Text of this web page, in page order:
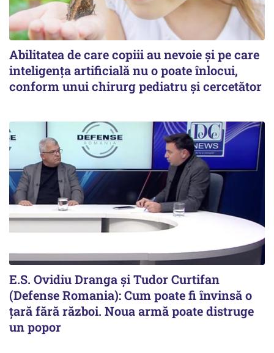
Abilitatea de care copiii au nevoie și pe care
inteligența artificială nu o poate înlocui,
conform unui chirurg pediatru și cercetător
E.S. Ovidiu Dranga și Tudor Curtifan
(Defense Romania): Cum poate fi învinsă o
țară fără război. Noua armă poate distruge
un popor